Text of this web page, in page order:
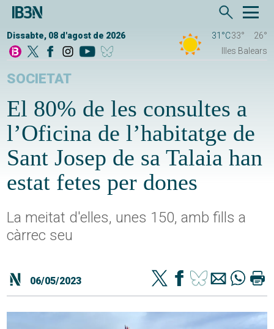
Dissabte, 08 d'agost de 2026 31°C33°
26°
Illes Balears
SOCIETAT
El 80% de les consultes a
l’Oficina de l’habitatge de
Sant Josep de sa Talaia han
estat fetes per dones
La meitat d'elles, unes 150, amb fills a
càrrec seu
06/05/2023